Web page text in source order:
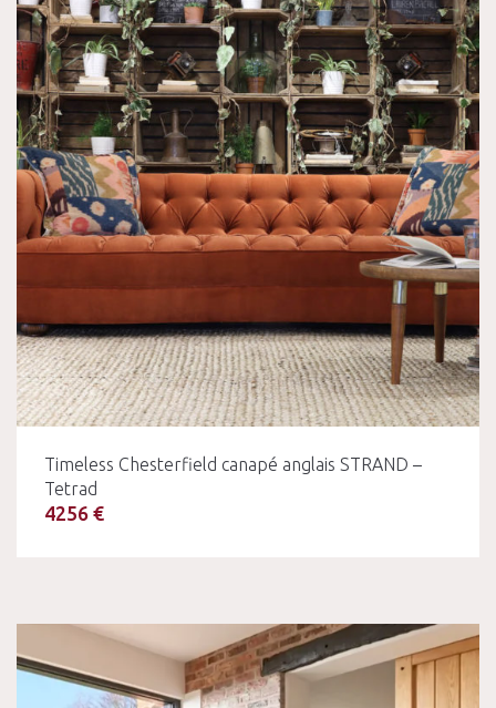
Timeless Chesterfield canapé anglais STRAND –
Tetrad
4256 €